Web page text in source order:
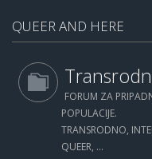
QUEER AND HERE
FORUM ZA
POPULACIJE.
TRANSRODNO,
QUEER, ...